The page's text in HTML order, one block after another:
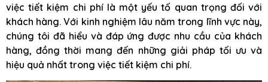
việc tiết kiệm chi phí là một yếu tố quan trọng đối với
khách hàng. Với kinh nghiệm lâu năm trong lĩnh vực này,
chúng tôi đã hiểu và đáp ứng được nhu cầu của khách
hàng, đồng thời mang đến những giải pháp tối ưu và
hiệu quả nhất trong việc tiết kiệm chi phí.